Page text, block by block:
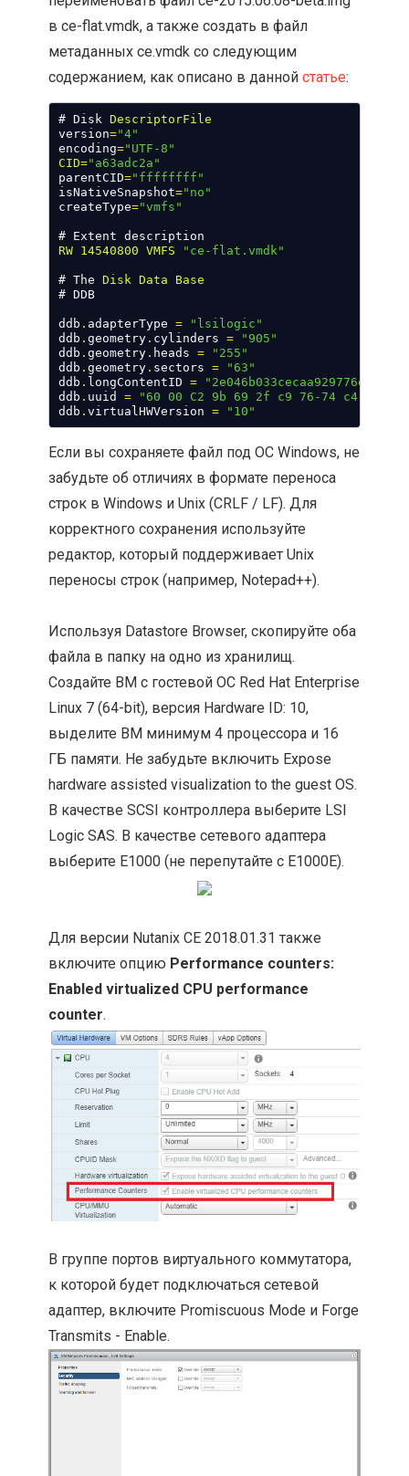
в ce-flat.vmdk, а также создать в файл
метаданных ce.vmdk со следующим
содержанием, как описано в даннойстатье:
# Disk DescriptorFile
version="4"
encoding="UTF-8"
CID="a63adc2a"
parentCID="ffffffff"
isNativeSnapshot="no"
createType="vmfs"
# Extent description
RW
14540800 VMFS "ce-flat.vmdk"
# The Disk Data
Base
# DDB
ddb . adapterType =
"lsilogic"
ddb . geometry. cylinders =
"905"
ddb . geometry. heads =
"255"
ddb . geometry. sectors =
"63"
ddb . longContentID =
ddb . uuid =
"60 00 C2 9b 69 2f c9 76-74 c4 07
ddb . virtualHWVersion = "10"
Если вы сохраняете файл под ОС Windows, не
забудьте об отличиях в формате переноса
строк в Windows и Unix (CRLF / LF). Для
корректного сохранения используйте
редактор, который поддерживает Unix
переносы строк (например, Notepad++).
Используя Datastore Browser, скопируйте оба
файла в папку на одно из хранилищ.
Создайте ВМ с гостевой ОС Red Hat Enterprise
Linux 7 (64-bit), версия Hardware ID: 10,
выделите ВМ минимум 4 процессора и 16
ГБ памяти. Не забудьте включить Expose
hardware assisted visualization to the guest OS.
В качестве SCSI контроллера выберите LSI
Logic SAS. В качестве сетевого адаптера
выберите E1000 (не перепутайте с E1000E).
Для версии Nutanix CE 2018.01.31 также
включите опцию Performance counters:
Enabled virtualized CPU performance
counter.
В группе портов виртуального коммутатора,
к которой будет подключаться сетевой
адаптер, включите Promiscuous Mode и Forge
Transmits - Enable.